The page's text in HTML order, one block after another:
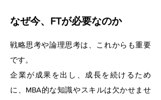
なぜ今、FTが必要なのか
戦略思考や論理思考は、これからも重要
です。
企業が成果を出し、成長を続けるため
に、MBA的な知識やスキルは欠かせませ